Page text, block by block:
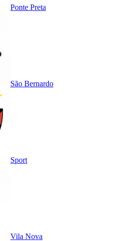
Ponte Preta
São Bernardo
Sport
Vila Nova